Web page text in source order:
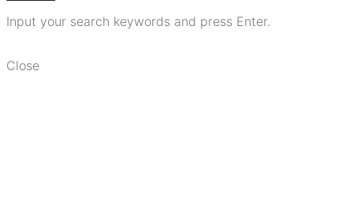
Input your search keywords and press Enter.
Close